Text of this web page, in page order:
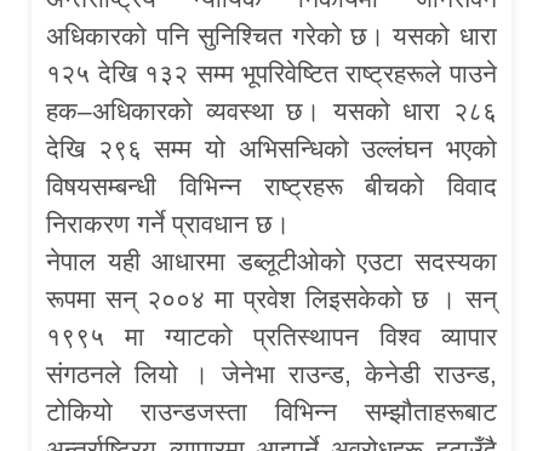
अधिकारको पनि सुनिश्चित गरेको छ। यसको धारा
१२५ देखि १३२ सम्म भूपरिवेष्टित राष्ट्रहरूले पाउने
हक–अधिकारको व्यवस्था छ। यसको धारा २८६
देखि २९६ सम्म यो अभिसन्धिको उल्लंघन भएको
विषयसम्बन्धी विभिन्न राष्ट्रहरू बीचको विवाद
निराकरण गर्ने प्रावधान छ।
नेपाल यही आधारमा डब्लूटीओको एउटा सदस्यका
रूपमा सन् २००४ मा प्रवेश लिइसकेको छ । सन्
१९९५ मा ग्याटको प्रतिस्थापन विश्व व्यापार
संगठनले लियो । जेनेभा राउन्ड, केनेडी राउन्ड,
टोकियो राउन्डजस्ता विभिन्न सम्झौताहरूबाट